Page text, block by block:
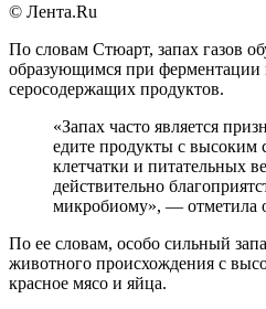
© Лента.Ru
По словам Стюарт, запах газов
образующимся при
серосодержащих продуктов.
«Запах часто является
едите продукты с высоким
клетчатки и питательных
действительно
микробиому», — отметила
По ее словам, особо сильный
животного происхождения с
красное мясо и яйца.